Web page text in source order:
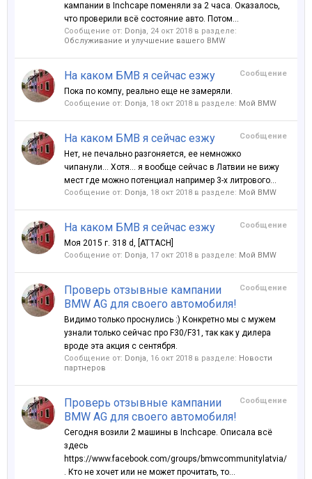
кампании в Inchcape поменяли за 2 часа. Оказалось,
что проверили всё состояние авто. Потом...
Сообщение от: Donja, 24 окт 2018 в разделе:
Обслуживание и улучшение вашего BMW
Сообщение
На каком БМВ я сейчас езжу
Пока по компу, реально еще не замеряли.
Сообщение от: Donja, 18 окт 2018 в разделе: Мой BMW
Сообщение
На каком БМВ я сейчас езжу
Нет, не печально разгоняется, ее немножко
чипанули... Хотя... я вообще сейчас в Латвии не вижу
мест где можно потенциал например 3-х литрового...
Сообщение от: Donja, 18 окт 2018 в разделе: Мой BMW
Сообщение
На каком БМВ я сейчас езжу
Моя 2015 г. 318 d, [ATTACH]
Сообщение от: Donja, 17 окт 2018 в разделе: Мой BMW
Сообщение
Проверь отзывные кампании
BMW AG для своего автомобиля!
Видимо только проснулись :) Конкретно мы с мужем
узнали только сейчас про F30/F31, так как у дилера
вроде эта акция с сентября.
Сообщение от: Donja, 16 окт 2018 в разделе: Новости
партнеров
Сообщение
Проверь отзывные кампании
BMW AG для своего автомобиля!
Сегодня возили 2 машины в Inchcape. Описала всё
здесь
https://www.facebook.com/groups/bmwcommunitylatvia/
. Кто не хочет или не может прочитать, то...